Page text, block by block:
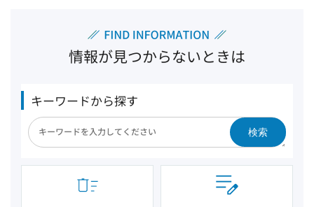
情報が見つからないときは
キーワードから探す
検索